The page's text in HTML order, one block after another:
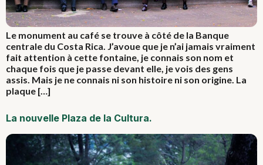
Le monument au café se trouve à côté de la Banque
centrale du Costa Rica. J’avoue que je n’ai jamais vraiment
fait attention à cette fontaine, je connais son nom et
chaque fois que je passe devant elle, je vois des gens
assis. Mais je ne connais ni son histoire ni son origine. La
plaque […]
La nouvelle Plaza de la Cultura.